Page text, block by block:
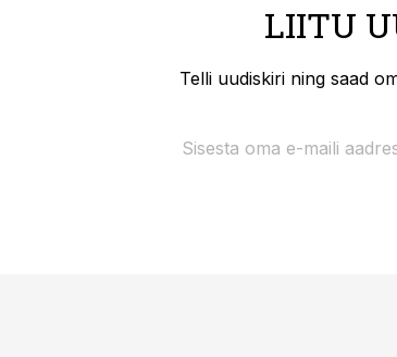
LIITU
Telli uudiskiri ning saad